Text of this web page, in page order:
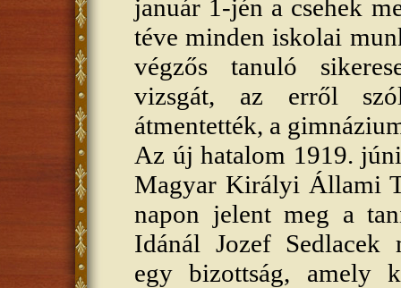
január 1-jén a csehek
téve minden iskolai
végzős tanuló
vizsgát, az erről
átmentették, a
Az új hatalom 1919.
Magyar Királyi Állami
napon jelent meg a
Idánál Jozef Sedlacek
egy bizottság, amely